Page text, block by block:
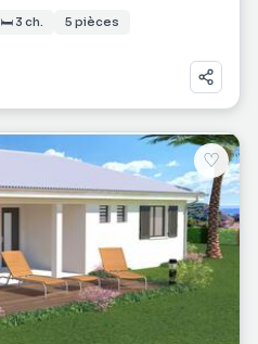
🛏 3 ch. 5 pièces
♡